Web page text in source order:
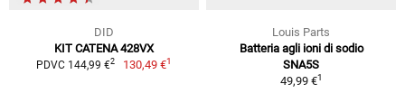
DID
KIT CATENA 428VX
PDVC 144,99 €2 130,49 €1
Louis Parts
Batteria agli ioni di sodio
SNA5S
49,99 €1